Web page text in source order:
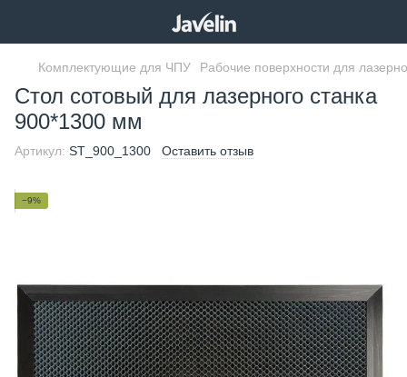
Комплектующие для ЧПУ Рабочие поверхности для
Стол сотовый для лазерного станка
900*1300 мм
Артикул: ST_900_1300 Оставить отзыв
−9%